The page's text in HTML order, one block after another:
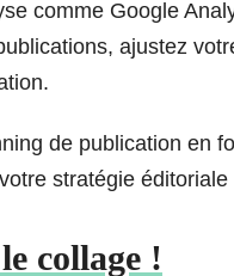
comme Google
ajustez
de publication en
stratégie
collage !